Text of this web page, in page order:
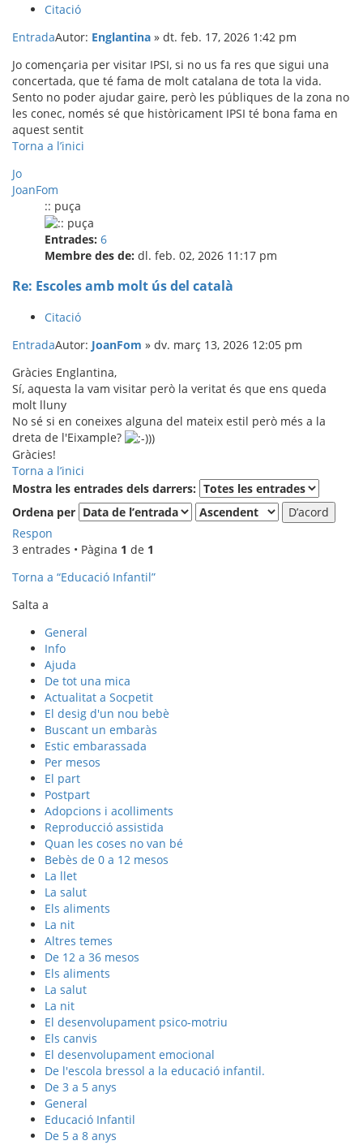
Citació
EntradaAutor: Englantina » dt. feb. 17, 2026 1:42 pm
Jo començaria per visitar IPSI, si no us fa res que sigui una
concertada, que té fama de molt catalana de tota la vida.
Sento no poder ajudar gaire, però les públiques de la zona no
les conec, només sé que històricament IPSI té bona fama en
aquest sentit
Torna a l’inici
Jo
JoanFom
:: puça
Entrades: 6
Membre des de: dl. feb. 02, 2026 11:17 pm
Re: Escoles amb molt ús del català
Citació
EntradaAutor: JoanFom » dv. març 13, 2026 12:05 pm
Gràcies Englantina,
Sí, aquesta la vam visitar però la veritat és que ens queda
molt lluny
No sé si en coneixes alguna del mateix estil però més a la
dreta de l'Eixample?
Gràcies!
Torna a l’inici
Mostra les entrades dels darrers:
Ordena per
Respon
3 entrades • Pàgina 1 de 1
Torna a “Educació Infantil”
Salta a
General
Info
Ajuda
De tot una mica
Actualitat a Socpetit
El desig d'un nou bebè
Buscant un embaràs
Estic embarassada
Per mesos
El part
Postpart
Adopcions i acolliments
Reproducció assistida
Quan les coses no van bé
Bebès de 0 a 12 mesos
La llet
La salut
Els aliments
La nit
Altres temes
De 12 a 36 mesos
Els aliments
La salut
La nit
El desenvolupament psico-motriu
Els canvis
El desenvolupament emocional
De l'escola bressol a la educació infantil.
De 3 a 5 anys
General
Educació Infantil
De 5 a 8 anys